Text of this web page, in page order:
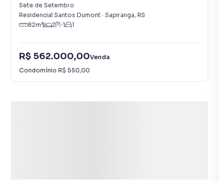
Sete de Setembro
Residencial Santos Dumont · Sapiranga, RS
82m² 2 1 1
R$ 562.000,00Venda
Condomínio R$ 550,00